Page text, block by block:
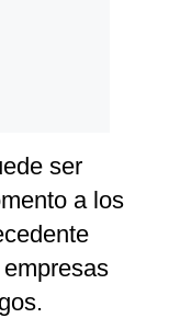
ser
a los